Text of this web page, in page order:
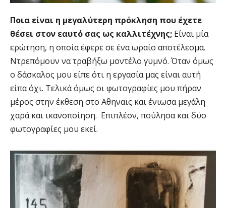
Ποια είναι η μεγαλύτερη πρόκληση που έχετε
θέσει στον εαυτό σας ως καλλιτέχνης; Είναι μία
ερώτηση, η οποία έφερε σε ένα ωραίο αποτέλεσμα.
Ντρεπόμουν να τραβήξω μοντέλο γυμνό. Όταν όμως
ο δάσκαλος μου είπε ότι η εργασία μας είναι αυτή
είπα όχι. Τελικά όμως οι φωτογραφίες μου πήραν
μέρος στην έκθεση στο Αθηναϊς και ένιωσα μεγάλη
χαρά και ικανοποίηση. Επιπλέον, πούλησα και δύο
φωτογραφίες μου εκεί.